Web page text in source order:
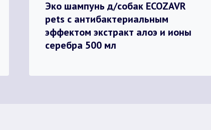
Эко шампунь д/собак ECOZAVR
pets с антибактериальным
эффектом экстракт алоэ и ионы
серебра 500 мл